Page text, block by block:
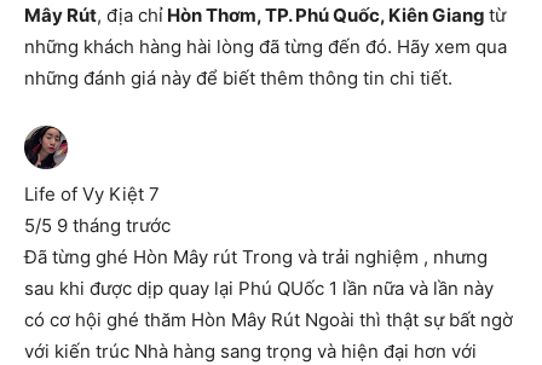
Mây Rút, địa chỉ Hòn Thơm, TP. Phú Quốc, Kiên Giang từ
những khách hàng hài lòng đã từng đến đó. Hãy xem qua
những đánh giá này để biết thêm thông tin chi tiết.
Life of Vy Kiệt 7
5/5 9 tháng trước
Đã từng ghé Hòn Mây rút Trong và trải nghiệm , nhưng
sau khi được dịp quay lại Phú QUốc 1 lần nữa và lần này
có cơ hội ghé thăm Hòn Mây Rút Ngoài thì thật sự bất ngờ
với kiến trúc Nhà hàng sang trọng và hiện đại hơn với